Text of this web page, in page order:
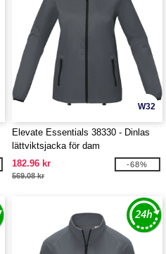
W32
Elevate Essentials 38330 - Dinlas
lättviktsjacka för dam
182.96 kr
569.08 kr
-68%